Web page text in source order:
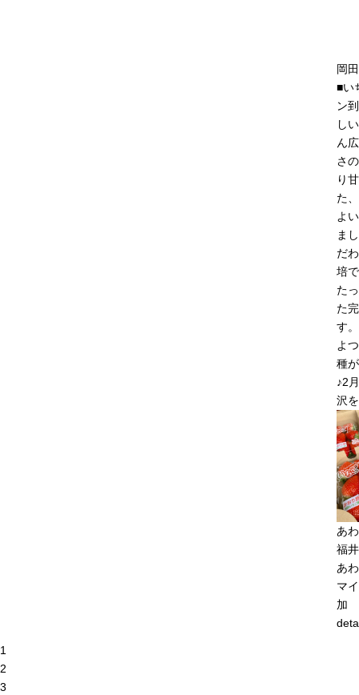
岡
■い
ン
し
ん
さ
り
た
よ
ま
だ
培
た
た
す
よ
種
♪2
沢
あ
福
あ
マ
加
1
2
3